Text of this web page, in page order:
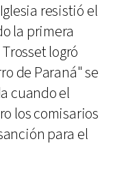
resistió el
la primera
logró
de Paraná" se
cuando el
los comisarios
para el